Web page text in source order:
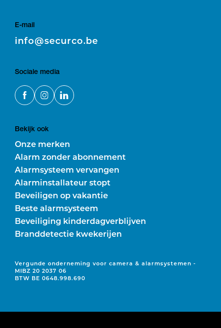
E-mail
E
info@securco.be
Sociale media
Bekijk ook
Onze merken
Alarm zonder abonnement
Alarmsysteem vervangen
Alarminstallateur stopt
Beveiligen op vakantie
Beste alarmsysteem
Beveiliging kinderdagverblijven
Branddetectie kwekerijen
Vergunde onderneming voor camera & alarmsystemen -
MIBZ 20 2037 06
BTW BE 0648.998.690